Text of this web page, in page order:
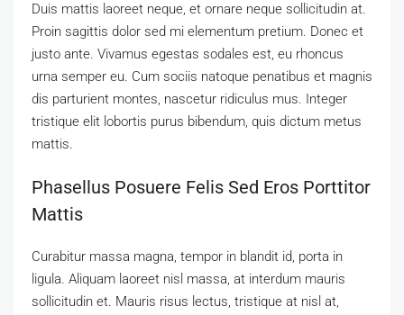
Duis mattis laoreet neque, et ornare neque sollicitudin at.
Proin sagittis dolor sed mi elementum pretium. Donec et
justo ante. Vivamus egestas sodales est, eu rhoncus
urna semper eu. Cum sociis natoque penatibus et magnis
dis parturient montes, nascetur ridiculus mus. Integer
tristique elit lobortis purus bibendum, quis dictum metus
mattis.
Phasellus Posuere Felis Sed Eros Porttitor
Mattis
Curabitur massa magna, tempor in blandit id, porta in
ligula. Aliquam laoreet nisl massa, at interdum mauris
sollicitudin et. Mauris risus lectus, tristique at nisl at,